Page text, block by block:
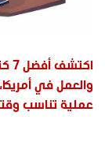
والعمل في
عملية تناسب